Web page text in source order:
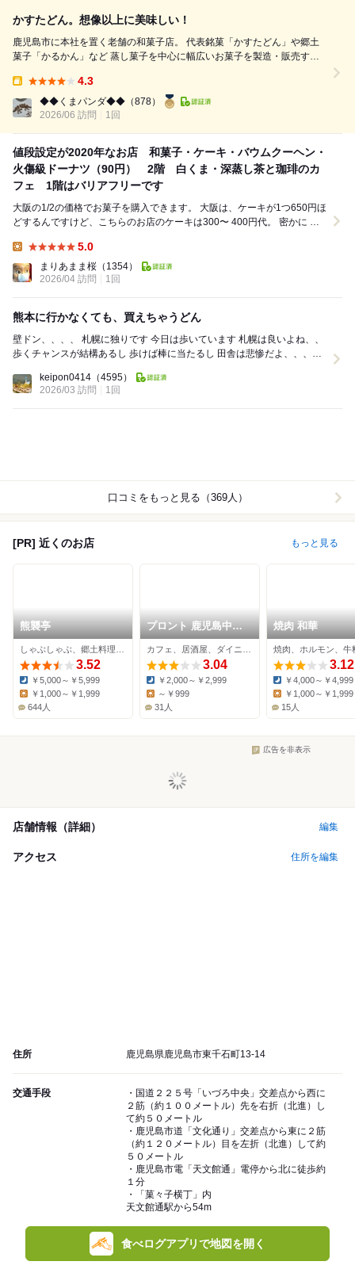
かすたどん。想像以上に美味しい！
鹿児島市に本社を置く老舗の和菓子店。 代表銘菓「かすたどん」や郷土
菓子「かるかん」など 蒸し菓子を中心に幅広いお菓子を製造・販売する
が良くて清々しかったです。 ◆かすたどん140円✕2 ふわふわのスポンジ
生地に 鹿...
4.3
◆◆くまパンダ◆◆ （878）
2026/06 訪問
1回
値段設定が2020年なお店 和菓子・ケーキ・バウムクーヘン・
火傷級ドーナツ（90円） 2階 白くま・深蒸し茶と珈琲のカ
フェ 1階はバリアフリーです
大阪の1/2の価格でお菓子を購入できます。 大阪は、ケーキが1つ650円ほ
どするんですけど、こちらのお店のケーキは300〜 400円代。 密かに お
5.0
まりあまま桜 （1354）
2026/04 訪問
1回
熊本に行かなくても、買えちゃうどん
壁ドン、、、、 札幌に独りです 今日は歩いています 札幌は良いよね、、
歩くチャンスが結構あるし 歩けば棒に当たるし 田舎は悲惨だよ、、、歩
keipon0414 （4595）
2026/03 訪問
1回
口コミをもっと見る（369人）
[PR] 近くのお店 もっと見る
熊襲亭
3.52
Dinner:
￥5,000～￥5,999
￥1,000～￥1,999
644人
プロント 鹿児島中央
駅西口店
3.04
Dinner:
￥2,000～￥2,999
Lunch:
～￥999
31人
焼肉 和華
焼肉、ホルモン、牛
3.12
Dinner:
￥4,000～￥4,999
Lunch:
￥1,000～￥1,999
15人
広告を非表示
店舗情報（詳細） 編集
アクセス 住所を編集
住所 鹿児島県鹿児島市東千石町13-14
交通手段
・国道２２５号「いづろ中央」交差点から西に
２筋（約１００メートル）先を右折（北進）し
て約５０メートル
・鹿児島市道「文化通り」交差点から東に２筋
（約１２０メートル）目を左折（北進）して約
５０メートル
・鹿児島市電「天文館通」電停から北に徒歩約
１分
・「菓々子横丁」内
天文館通駅から54m
食べログアプリで地図を開く